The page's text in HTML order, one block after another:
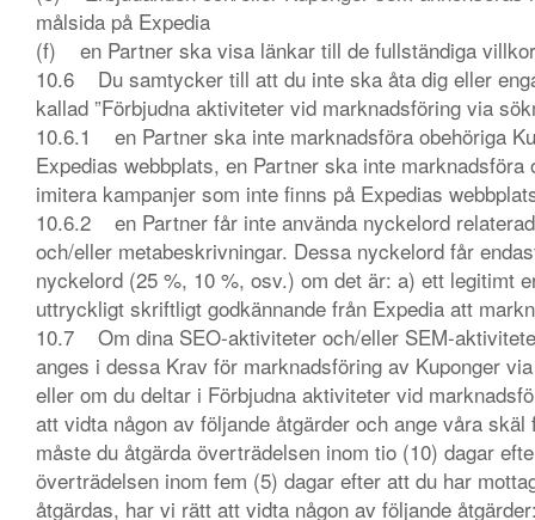
målsida på Expedia
(f) en Partner ska visa länkar till de fullständiga
10.6 Du samtycker till att du inte ska åta dig eller
kallad ”Förbjudna aktiviteter vid marknadsföring via
10.6.1 en Partner ska inte marknadsföra obehöriga
Expedias webbplats, en Partner ska inte
imitera kampanjer som inte finns på Expedias
10.6.2 en Partner får inte använda nyckelord
och/eller metabeskrivningar. Dessa nyckelord får
nyckelord (25 %, 10 %, osv.) om det är: a) ett legitimt
uttryckligt skriftligt godkännande från Expedia att
10.7 Om dina SEO-aktiviteter och/eller SEM-
anges i dessa Krav för marknadsföring av Kuponger
eller om du deltar i Förbjudna aktiviteter vid
att vidta någon av följande åtgärder och ange våra
måste du åtgärda överträdelsen inom tio (10) dagar
överträdelsen inom fem (5) dagar efter att du har
åtgärdas, har vi rätt att vidta någon av följande